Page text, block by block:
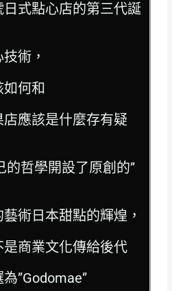
式點心店的第三代誕
術，
何和
應該是什麼存有疑
的哲學開設了原創的”
術日本甜點的輝煌，
商業文化傳給後代
”Godomae”